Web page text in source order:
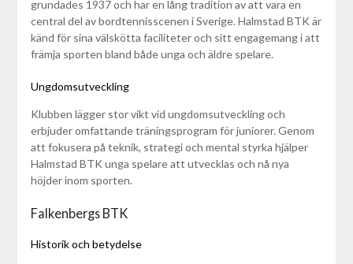
grundades 1937 och har en lång tradition av att vara en
central del av bordtennisscenen i Sverige. Halmstad BTK är
känd för sina välskötta faciliteter och sitt engagemang i att
främja sporten bland både unga och äldre spelare.
Ungdomsutveckling
Klubben lägger stor vikt vid ungdomsutveckling och
erbjuder omfattande träningsprogram för juniorer. Genom
att fokusera på teknik, strategi och mental styrka hjälper
Halmstad BTK unga spelare att utvecklas och nå nya
höjder inom sporten.
Falkenbergs BTK
Historik och betydelse